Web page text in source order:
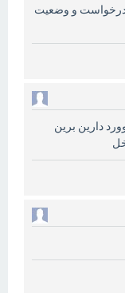
درخواست و وضعیت
دارین برین